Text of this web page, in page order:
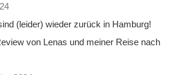
(leider) wieder zurück in Hamburg!
von Lenas und meiner Reise nach